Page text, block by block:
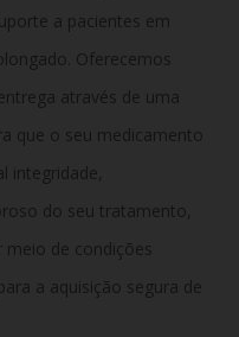
a pacientes em
Oferecemos
através de uma
que o seu medicamento
integridade,
do seu tratamento,
meio de condições
a aquisição segura de